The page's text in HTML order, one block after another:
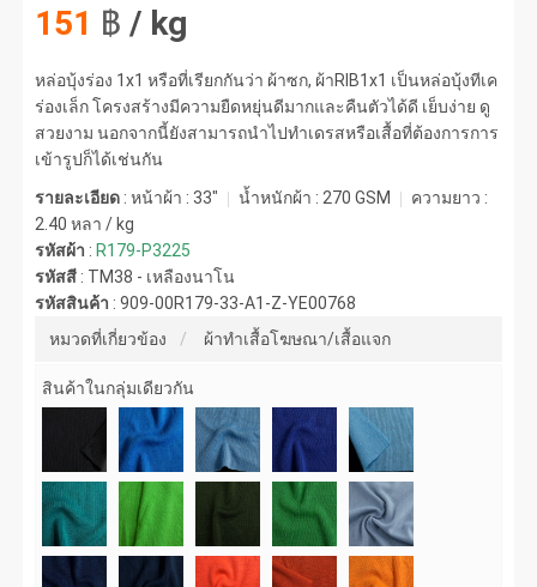
151 ฿ / kg
หล่อบุ้งร่อง 1x1 หรือที่เรียกกันว่า ผ้าซก, ผ้าRIB1x1 เป็นหล่อบุ้งทีเค
ร่องเล็ก โครงสร้างมีความยืดหยุ่นดีมากและคืนตัวได้ดี เย็บง่าย ดู
สวยงาม นอกจากนี้ยังสามารถนำไปทำเดรสหรือเสื้อที่ต้องการการ
เข้ารูปก็ได้เช่นกัน
รายละเอียด : หน้าผ้า : 33" น้ำหนักผ้า : 270 GSM
ความยาว :
2.40 หลา / kg
รหัสผ้า :R179-P3225
รหัสสี : TM38 - เหลืองนาโน
รหัสสินค้า :909-00R179-33-A1-Z-YE00768
หมวดที่เกี่ยวข้อง
ผ้าทำเสื้อโฆษณา/เสื้อแจก
สินค้าในกลุ่มเดียวกัน